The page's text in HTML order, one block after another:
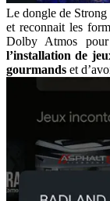
Le dongle de
et reconnait les
Dolby Atmos
l’installation de
gourmands et